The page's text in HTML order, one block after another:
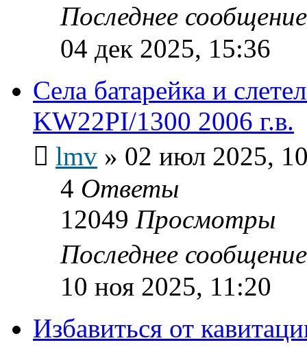
Последнее
04 дек 2025, 15:36
Села батарейка и
KW22PI/1300 2006 г.в.
lmv » 02 июл 2025,
4 Ответы
12049 Просмотры
Последнее
10 ноя 2025, 11:20
Избавиться от